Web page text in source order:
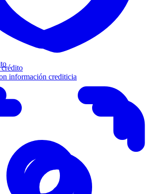
información crediticia